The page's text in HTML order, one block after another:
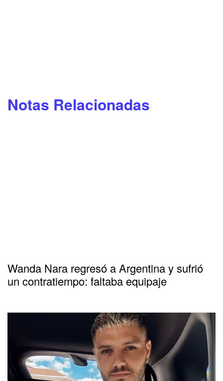
Notas Relacionadas
Wanda Nara regresó a Argentina y sufrió
un contratiempo: faltaba equipaje